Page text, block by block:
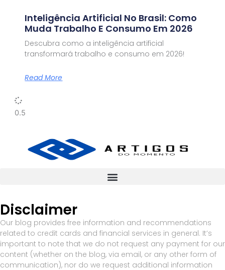
Inteligência Artificial No Brasil: Como
Muda Trabalho E Consumo Em 2026
Descubra como a inteligência artificial
transformará trabalho e consumo em 2026!
Read More
Disclaimer
Our blog provides free information and recommendations
related to credit cards and financial services in general. It’s
important to note that we do not request any payment for our
content (whether on the blog, via email, or any other form of
communication), nor do we request additional information